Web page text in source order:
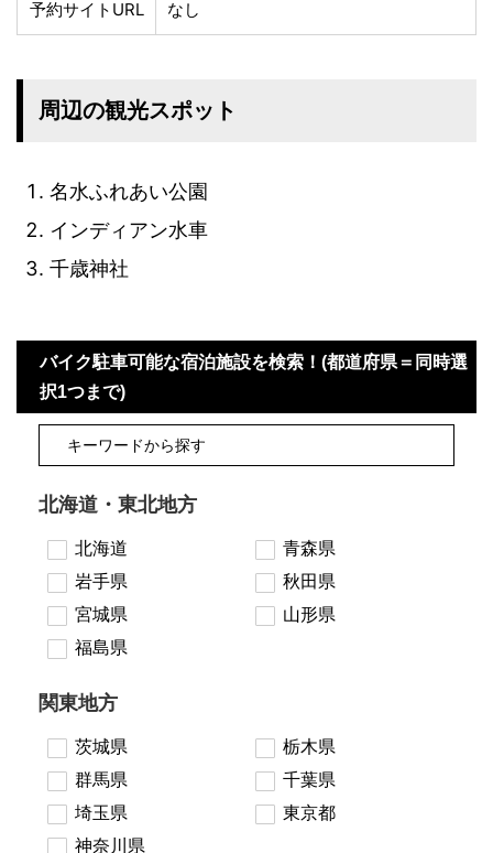
予約サイトURL なし
周辺の観光スポット
名水ふれあい公園
インディアン水車
千歳神社
バイク駐車可能な宿泊施設を検索！(都道府県＝同時選
択1つまで)
北海道・東北地方
北海道
青森県
岩手県
秋田県
宮城県
山形県
福島県
関東地方
茨城県
栃木県
群馬県
千葉県
埼玉県
東京都
神奈川県